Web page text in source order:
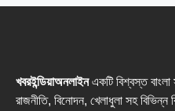
খবরইন্ডিয়াঅনলাইনএকটি বিশ্বস্ত বাংলা
রাজনীতি, বিনোদন, খেলাধুলা সহ